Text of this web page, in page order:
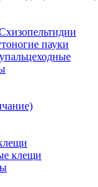
пауки
клещи